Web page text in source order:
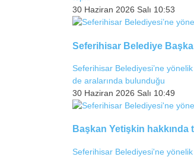
30 Haziran 2026 Salı 10:53
Seferihisar Belediye
Seferihisar Belediyesi’ne
de aralarında bulunduğu
30 Haziran 2026 Salı 10:49
Başkan Yetişkin hakkında
Seferihisar Belediyesi'ne